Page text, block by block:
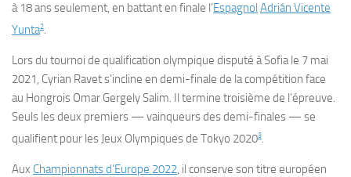
à 18 ans seulement, en battant en finale l’Espagnol Adrián Vicente
Yunta2.
Lors du tournoi de qualification olympique disputé à Sofia le 7 mai
2021, Cyrian Ravet s’incline en demi-finale de la compétition face
au Hongrois Omar Gergely Salim. Il termine troisième de l’épreuve.
Seuls les deux premiers — vainqueurs des demi-finales — se
qualifient pour les Jeux Olympiques de Tokyo 20203.
Aux Championnats d’Europe 2022, il conserve son titre européen